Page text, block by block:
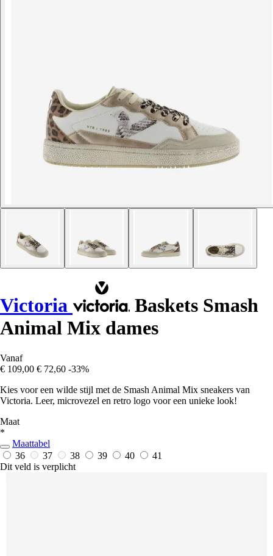
Victoria
Baskets Smash
Animal Mix dames
Vanaf
€ 109,00 € 72,60 -33%
Kies voor een wilde stijl met de Smash Animal Mix sneakers van
Victoria. Leer, microvezel en retro logo voor een unieke look!
Maat
*
Maattabel
36
37 38 39 40
41
Dit veld is verplicht